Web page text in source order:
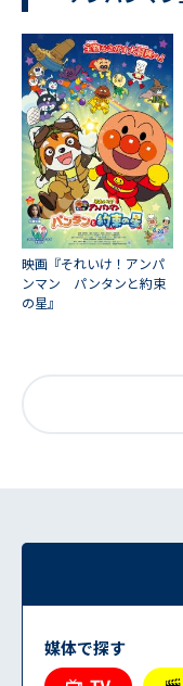
映画『それいけ！アンパ
ンマン パンタンと約束
の星』
媒体で探す